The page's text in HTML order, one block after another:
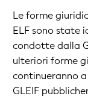
Le forme
ELF sono state
condotte dalla
ulteriori forme
continueranno
GLEIF